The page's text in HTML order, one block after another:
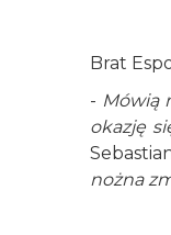
Brat
- Mówią
okazję
nożna